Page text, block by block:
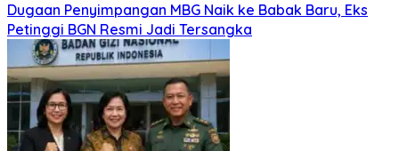
Dugaan Penyimpangan MBG Naik ke Babak Baru, Eks
Petinggi BGN Resmi Jadi Tersangka